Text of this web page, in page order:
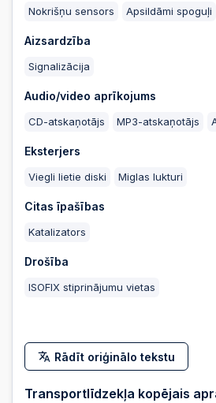
2025-08-01
Nokrišņu sensors Apsildāmi spoguļi
Aizsardzība
Signalizācija
Audio/video aprīkojums
CD-atskaņotājs MP3-atskaņotājs
Eksterjers
Viegli lietie diski Miglas lukturi
Citas īpašības
Katalizators
Drošība
ISOFIX stiprinājumu vietas
Rādīt oriģinālo tekstu
Transportlīdzekļa kopējais